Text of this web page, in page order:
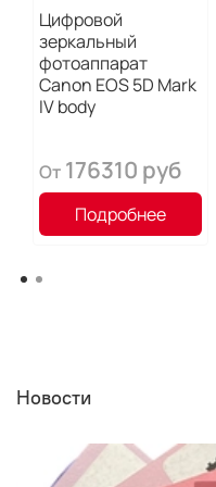
Цифровой
зеркальный
фотоаппарат
Canon EOS 5D Mark
IV body
От176310 руб
Подробнее
Новости